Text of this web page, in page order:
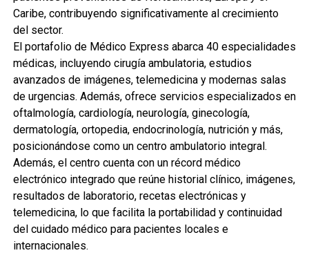
Caribe, contribuyendo significativamente al crecimiento
del sector.
El portafolio de Médico Express abarca 40 especialidades
médicas, incluyendo cirugía ambulatoria, estudios
avanzados de imágenes, telemedicina y modernas salas
de urgencias. Además, ofrece servicios especializados en
oftalmología, cardiología, neurología, ginecología,
dermatología, ortopedia, endocrinología, nutrición y más,
posicionándose como un centro ambulatorio integral.
Además, el centro cuenta con un récord médico
electrónico integrado que reúne historial clínico, imágenes,
resultados de laboratorio, recetas electrónicas y
telemedicina, lo que facilita la portabilidad y continuidad
del cuidado médico para pacientes locales e
internacionales.